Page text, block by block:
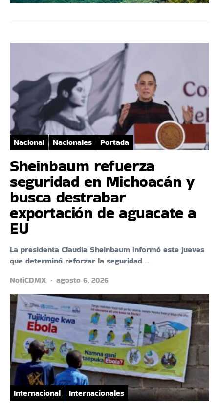
Nacional Nacionales Portada
Sheinbaum refuerza
seguridad en Michoacán y
busca destrabar
exportación de aguacate a
EU
La presidenta Claudia Sheinbaum informó este jueves
que determinó reforzar la seguridad…
NotiCDMX
agosto 6, 2026
Internacional Internacionales